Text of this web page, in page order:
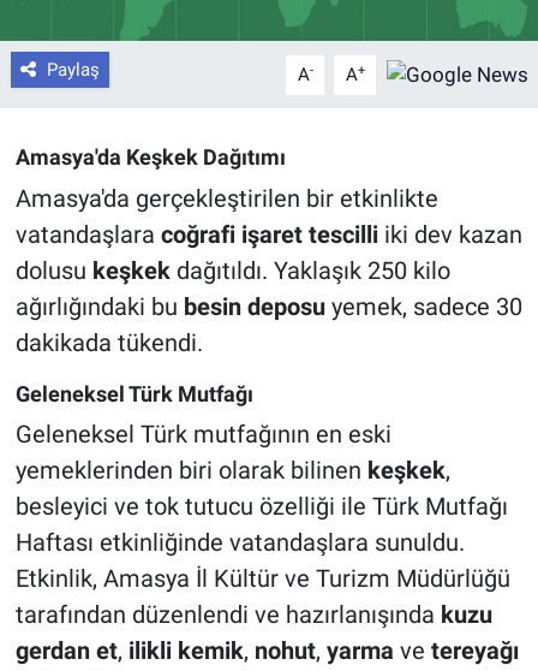
Paylaş A- A+
Amasya'da Keşkek Dağıtımı
Amasya'da gerçekleştirilen bir etkinlikte
vatandaşlara coğrafi işaret tescilliiki dev kazan
dolusu keşkekdağıtıldı. Yaklaşık 250 kilo
ağırlığındaki bu besin deposuyemek, sadece 30
dakikada tükendi.
Geleneksel Türk Mutfağı
Geleneksel Türk mutfağının en eski
yemeklerinden biri olarak bilinen keşkek,
besleyici ve tok tutucu özelliği ile Türk Mutfağı
Haftası etkinliğinde vatandaşlara sunuldu.
Etkinlik, Amasya İl Kültür ve Turizm Müdürlüğü
tarafından düzenlendi ve hazırlanışında kuzu
gerdan et, ilikli kemik, nohut, yarma ve tereyağı